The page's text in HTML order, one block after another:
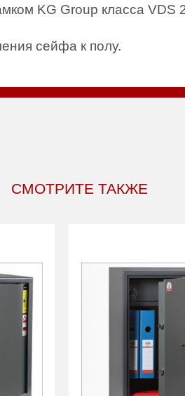
KG Group класса
сейфа к полу.
СМОТРИТЕ ТАКЖЕ